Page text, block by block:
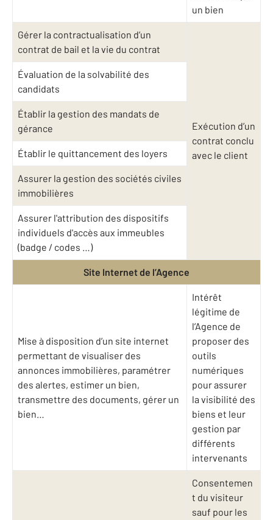
un bien
Gérer la contractualisation d’un
contrat de bail et la vie du contrat
Exécution d’un
contrat conclu
avec le client
Évaluation de la solvabilité des
candidats
Établir la gestion des mandats de
gérance
Établir le quittancement des loyers
Assurer la gestion des sociétés civiles
immobilières
Assurer l'attribution des dispositifs
individuels d'accès aux immeubles
(badge / codes …)
Site Internet de l’Agence
Mise à disposition d’un site internet
permettant de visualiser des
annonces immobilières, paramétrer
des alertes, estimer un bien,
transmettre des documents, gérer un
bien…
Intérêt
légitime de
l’Agence de
proposer des
outils
numériques
pour assurer
la visibilité des
biens et leur
gestion par
différents
intervenants
Consentemen
t du visiteur
sauf pour les